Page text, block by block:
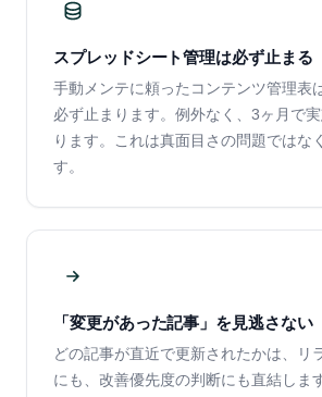
スプレッドシート管理は必ず止まる
手動メンテに頼ったコンテンツ管理表
必ず止まります。例外なく、3ヶ月で
ります。これは真面目さの問題ではな
す。
「変更があった記事」を見逃さない
どの記事が直近で更新されたかは、リ
にも、改善優先度の判断にも直結しま